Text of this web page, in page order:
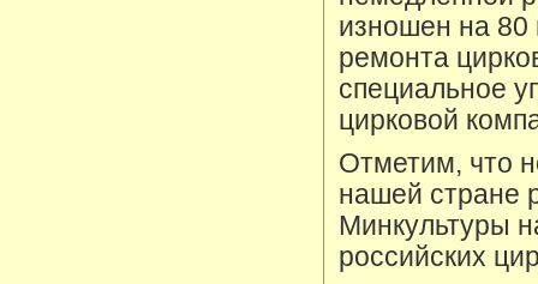
изношен на 80
ремонта
специальное
цирковой
Отметим, что
нашей стране
Минкультуры
российских